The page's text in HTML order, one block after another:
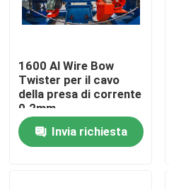
Casa.
Prodotti
1600 Al Wire Bow
Twister per il cavo
della presa di corrente
0.2mm
Invia richiesta